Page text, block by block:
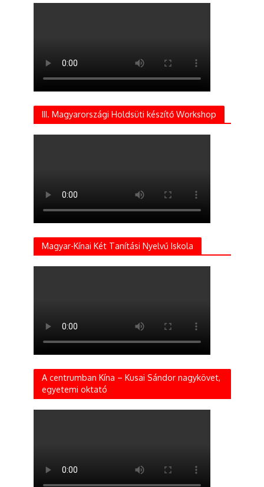
III. Magyarországi Holdsüti készítő Workshop
Magyar-Kínai Két Tanítási Nyelvű Iskola
A centrumban Kína – Kusai Sándor nagykövet,
egyetemi oktató